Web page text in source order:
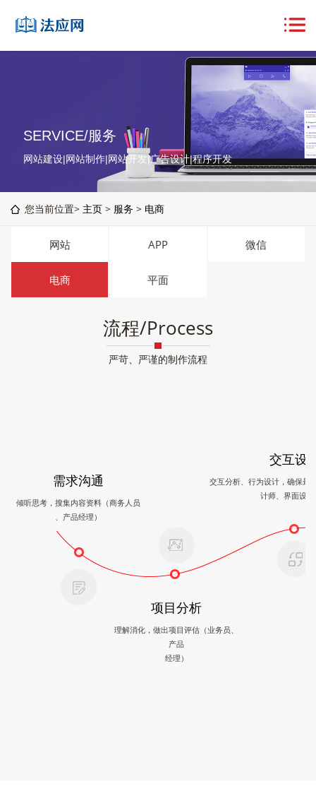
SERVICE/服务
网站建设|网站制作|网站开发|广告设计|程序开发
您当前位置> 主页 > 服务 > 电商
网站 APP 微信
电商 平面
流程/Process
严苛、严谨的制作流程
需求沟通
倾听思考，搜集内容资料（商务人员
、产品经理）
项目分析
理解消化，做出项目评估（业务员、
产品
经理）
交互设
交互分析、行为设计，确保最
计师、界面设